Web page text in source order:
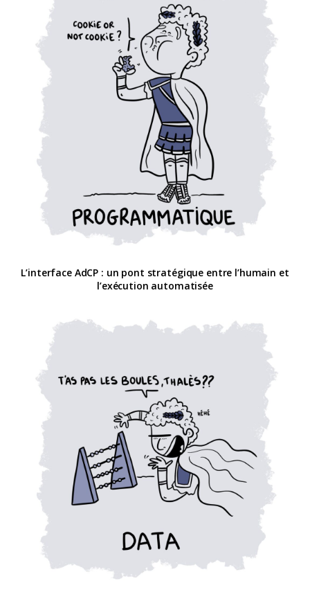
L’interface AdCP : un pont stratégique entre l’humain et
l’exécution automatisée